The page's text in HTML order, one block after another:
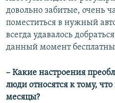
довольно забитые, очень
поместиться в нужный
всегда удавалось
данный момент
– Какие настроения
люди относятся к тому,
месяцы?